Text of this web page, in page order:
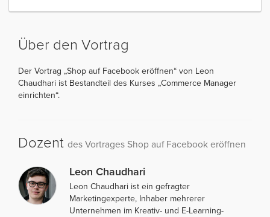
Über den Vortrag
Der Vortrag „Shop auf Facebook eröffnen“ von Leon
Chaudhari ist Bestandteil des Kurses „Commerce Manager
einrichten“.
Dozent des Vortrages Shop auf Facebook eröffnen
Leon Chaudhari
Leon Chaudhari ist ein gefragter
Marketingexperte, Inhaber mehrerer
Unternehmen im Kreativ- und E-Learning-